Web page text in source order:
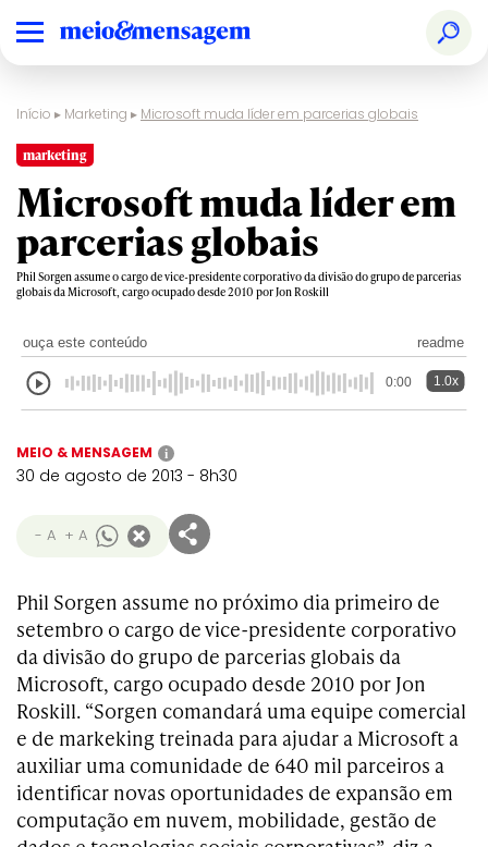
Início ▸ Marketing ▸ Microsoft muda líder em parcerias globais
marketing
Microsoft muda líder em
parcerias globais
Phil Sorgen assume o cargo de vice-presidente corporativo da divisão do grupo de parcerias
globais da Microsoft, cargo ocupado desde 2010 por Jon Roskill
ouça este conteúdo readme
0:00 1.0x
MEIO & MENSAGEM i
30 de agosto de 2013 - 8h30
- A + A
Phil Sorgen assume no próximo dia primeiro de
setembro o cargo de vice-presidente corporativo
da divisão do grupo de parcerias globais da
Microsoft, cargo ocupado desde 2010 por Jon
Roskill. “Sorgen comandará uma equipe comercial
e de markeking treinada para ajudar a Microsoft a
auxiliar uma comunidade de 640 mil parceiros a
identificar novas oportunidades de expansão em
computação em nuvem, mobilidade, gestão de